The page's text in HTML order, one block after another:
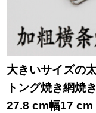
大きいサイズの
トング焼き網焼
27.8 cm幅17 cm